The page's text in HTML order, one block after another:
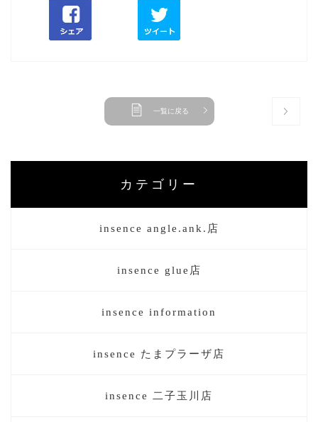
一覧に戻る
カテゴリー
insence angle.ank.店
insence glue店
insence information
insence たまプラーザ店
insence 二子玉川店